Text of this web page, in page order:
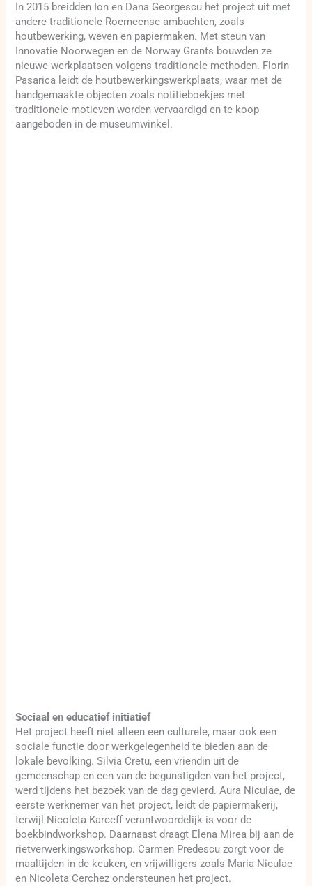
In 2015 breidden Ion en Dana Georgescu het project uit met
andere traditionele Roemeense ambachten, zoals
houtbewerking, weven en papiermaken. Met steun van
Innovatie Noorwegen en de Norway Grants bouwden ze
nieuwe werkplaatsen volgens traditionele methoden. Florin
Pasarica leidt de houtbewerkingswerkplaats, waar met de
handgemaakte objecten zoals notitieboekjes met
traditionele motieven worden vervaardigd en te koop
aangeboden in de museumwinkel.
Sociaal en educatief initiatief
Het project heeft niet alleen een culturele, maar ook een
sociale functie door werkgelegenheid te bieden aan de
lokale bevolking. Silvia Cretu, een vriendin uit de
gemeenschap en een van de begunstigden van het project,
werd tijdens het bezoek van de dag gevierd. Aura Niculae, de
eerste werknemer van het project, leidt de papiermakerij,
terwijl Nicoleta Karceff verantwoordelijk is voor de
boekbindworkshop. Daarnaast draagt Elena Mirea bij aan de
rietverwerkingsworkshop. Carmen Predescu zorgt voor de
maaltijden in de keuken, en vrijwilligers zoals Maria Niculae
en Nicoleta Cerchez ondersteunen het project.